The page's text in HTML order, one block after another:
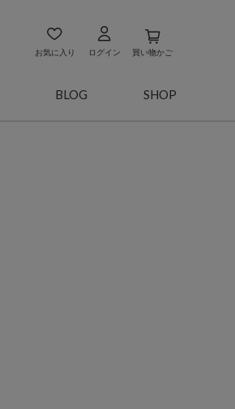
お気に入り ログイン 買い物かご
BLOG SHOP